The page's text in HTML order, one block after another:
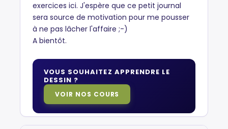
exercices ici. J'espère que ce petit journal
sera source de motivation pour me pousser
à ne pas lâcher l'affaire ;-)
A bientôt.
VOUS SOUHAITEZ APPRENDRE LE
DESSIN ?
VOIR NOS COURS